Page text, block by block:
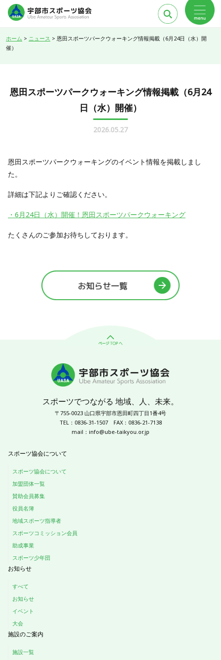
ホーム > ニュース > 恩田スポーツパークウォーキング情報掲載（6月24日（水）開
催）
恩田スポーツパークウォーキング情報掲載（6月24
日（水）開催）
2026.05.27
恩田スポーツパークウォーキングのイベント情報を掲載しまし
た。
詳細は下記よりご確認ください。
・6月24日（水）開催！恩田スポーツパークウォーキング
たくさんのご参加お待ちしております。
〒755-0023 山口県宇部市恩田町四丁目1番4号
TEL：0836-31-1507FAX：0836-21-7138
mail： info@ube-taikyou.or.jp
スポーツでつながる 地域、人、未来。
スポーツ協会について
スポーツ協会について
加盟団体一覧
賛助会員募集
役員名簿
地域スポーツ指導者
スポーツコミッション会員
助成事業
スポーツ少年団
お知らせ
すべて
お知らせ
イベント
大会
施設のご案内
施設一覧